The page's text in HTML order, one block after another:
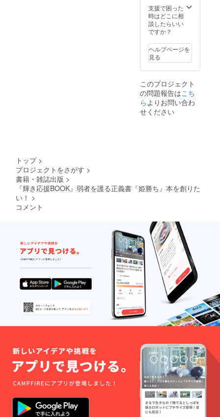
楽しみ
に
Merci
très
up♪
本物の
絵も見
まし
た。紺
の色彩
は、素
晴らし
く洗練
いて、
ゴッホ
が毛糸
玉を
作って
です。
例えば
この絵
を見な
がら、
裁判書
面をお
作りに
なっ
て、最
初の裁
判で勝
訴し
た、債
権も回
収し
ランス
で夜の
カフェ
テラス
にも
行っ
た、オ
ランダ
でゴッ
お願い
申し上
げま
す。 画
ツアー
と書か
れてい
ます
アーで
話す内
容の講
演がリ
ターン
手紙等
をご覧
心より
感謝申
し上げ
ます。
す。
+プリン
セス輝
きレッ
は、 ど
なたか
に、
レッス
届けを
されて
いただ
けま
す。 +
スン
90分×８
毎回5
名様ま
で参加
可 +国
際社交
学カ
ラーテ
キス
ト 全
150ペー
ジ
+夢を叶
えるエ
ティ
ト 美
しいあ
なた
に 愛
ある世
界に♪
CD2枚
組 2時
間20分
また
は、優
雅な女
性のた
リンセ
スレッ
スン、
を、オ
ンまた
は対面
でさせ
ていた
だきま
スン、
計20万
て対応
いたし
ます。
＊リ
ターン
２０万
円、３
０万円
コース
に詳し
いレッ
スン内
容がご
覧頂け
＊ご希
望で、
英会話
初級
レッス
ン・オ
ンライ
ンのリ
ターン
支援で困った
時はどこに相
談したらいい
ですか？
ヘルプページを
見る
このプロジェクト
の問題報告はこち
ら よりお問い合わ
せください
トップ >
プロジェクトをさがす >
書籍・雑誌出版 >
『輝き応援BOOK』弱者を護る正義書『姫勝ち』本を創りた
い！ >
コメント